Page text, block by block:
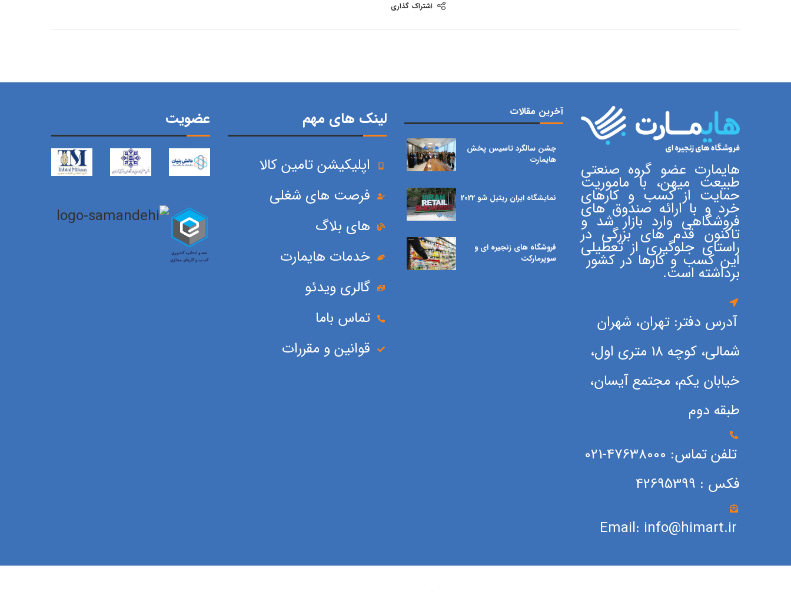
اشتراک گذاری
هایمارت عضو گروه صنعتی
طبیعت میهن، با ماموریت
حمایت از کسب و کارهای
خرد و با ارائه صندوق های
فروشگاهی وارد بازار شد و
تاکنون قدم های بزرگی در
راستای جلوگیری از تعطیلی
این کسب و کارها در کشور
برداشته است.
آدرس دفتر: تهران، شهران
شمالی، کوچه 18 متری اول،
خیابان یکم، مجتمع آیسان،
طبقه دوم
تلفن تماس: 47638000-021
فکس : 42695399
Email: info@himart.ir
آخرین مقالات
جشن سالگرد تاسیس پخش
هایمارت
نمایشگاه ایران ریتیل شو 2022
فروشگاه های زنجیره ای و
سوپرمارکت
لینک های مهم
اپلیکیشن تامین کالا
فرصت های شغلی
های بلاگ
خدمات هایمارت
گالری ویدئو
تماس باما
قوانین و مقررات
عضویت